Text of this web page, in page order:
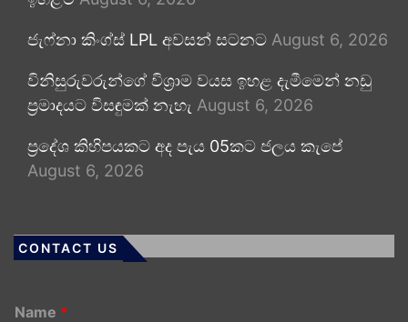
ජැෆ්නා කිංග්ස් LPL අවසන් සටනට August 6, 2026
විනිසුරුවරුන්ගේ විශ්‍රාම වයස ඉහළ දැමීමෙන් නඩු
ප්‍රමාදයට විසඳුමක් නැහැ August 6, 2026
ප්‍රදේශ කිහිපයකට අද පැය 05කට ජලය කැපේ
August 6, 2026
CONTACT US
Name *